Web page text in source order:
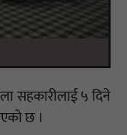
सहकारीलाई ५ दिने
छ ।